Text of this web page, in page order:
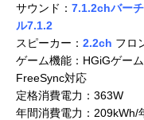
サウンド： 7.1.2chバー
ル7.1.2
スピーカー： 2.2ch フロ
ゲーム機能：HGiGゲー
FreeSync対応
定格消費電力：363W
年間消費電力：209kWh/